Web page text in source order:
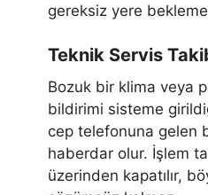
gereksiz yere
Teknik Servis
Bozuk bir klima veya
bildirimi sisteme
cep telefonuna gelen
haberdar olur. İşlem
üzerinden kapatılır,